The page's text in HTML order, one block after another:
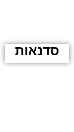
סדנאות